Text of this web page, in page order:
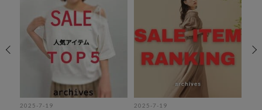
2025-7-19 2025-7-19